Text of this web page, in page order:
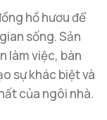
hồ hươu để
sống. Sản
làm việc, bàn
sự khác biệt và
của ngôi nhà.